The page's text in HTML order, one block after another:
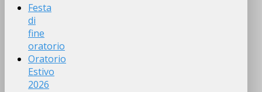
Festa
di
fine
oratorio
Oratorio
Estivo
2026